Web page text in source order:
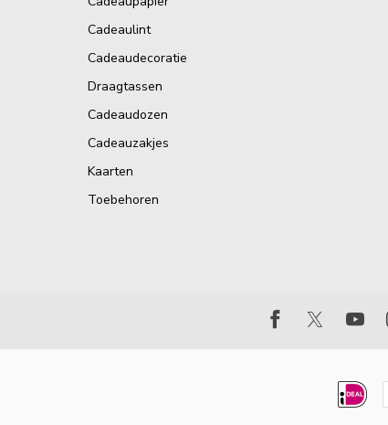
Cadeaulint
Cadeaudecoratie
Draagtassen
Cadeaudozen
Cadeauzakjes
Kaarten
Toebehoren